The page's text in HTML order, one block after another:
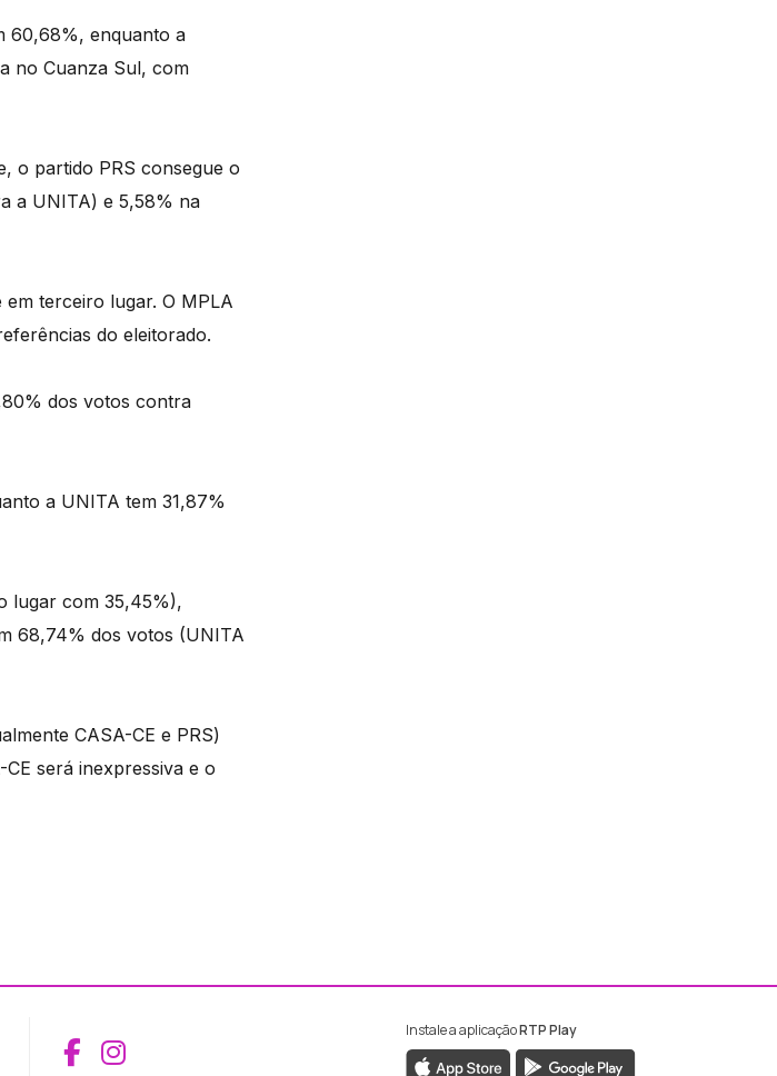
60,68%, enquanto a
no Cuanza Sul, com
o partido PRS consegue o
a UNITA) e 5,58% na
terceiro lugar. O MPLA
do eleitorado.
dos votos contra
a UNITA tem 31,87%
lugar com 35,45%),
68,74% dos votos (UNITA
CASA-CE e PRS)
será inexpressiva e o
Aceder ao Facebook da RTP Madeira
Aceder ao Instagram da RTP Madeira
Instale a aplicaçãoRTP Play